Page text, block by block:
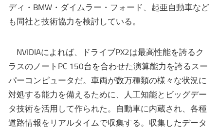
ディ・BMW・ダイムラー・フォード、起亜自動車など
も同社と技術協力を検討している。
NVIDIAによれば、ドライブPX2は最高性能を誇るク
ラスのノートPC 150台を合わせた演算能力を誇るスー
パーコンピュータだ。車両が数万種類の様々な状況に
対処する能力を備えるために、人工知能とビッグデー
タ技術を活用して作られた。自動車に内蔵され、各種
道路情報をリアルタイムで収集する。収集したデータ